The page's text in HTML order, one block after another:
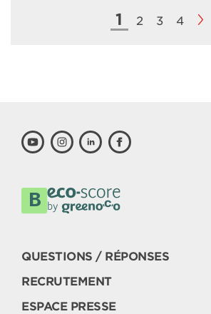
1 2 3 4
QUESTIONS / RÉPONSES
RECRUTEMENT
ESPACE PRESSE